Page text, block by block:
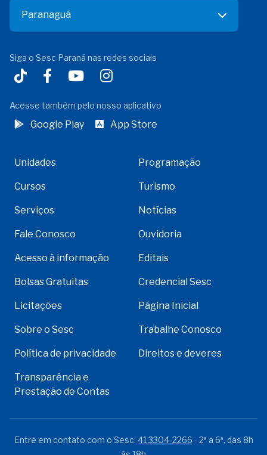
Paranaguá
Siga o Sesc Paraná nas redes sociais
Acesse também pelo nosso aplicativo
Google Play App Store
Unidades Programação
Cursos Turismo
Serviços Notícias
Fale Conosco Ouvidoria
Acesso à informação Editais
Bolsas Gratuitas Credencial Sesc
Licitações Página Inicial
Sobre o Sesc Trabalhe Conosco
Política de privacidade Direitos e deveres
Transparência e
Prestação de Contas
Entre em contato com o Sesc: 41 3304-2266 - 2ª a 6ª, das 8h